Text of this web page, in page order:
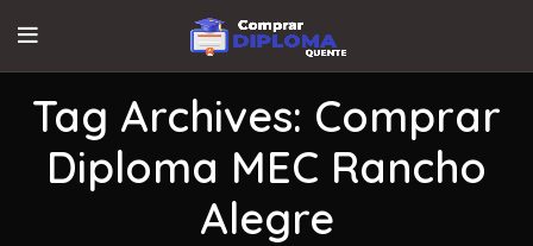
Tag Archives: Comprar
Diploma MEC Rancho
Alegre